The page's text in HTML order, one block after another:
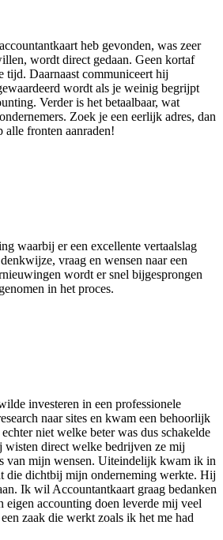
heb gevonden, was zeer
wordt direct gedaan. Geen kortaf
tijd. Daarnaast communiceert hij
wordt als je weinig begrijpt
Verder is het betaalbaar, wat
Zoek je een eerlijk adres, dan
alle fronten aanraden!
waarbij er een excellente vertaalslag
vraag en wensen naar een
wordt er snel bijgesprongen
in het proces.
investeren in een professionele
naar sites en kwam een behoorlijk
niet welke beter was dus schakelde
direct welke bedrijven ze mij
van mijn wensen. Uiteindelijk kwam ik in
die dichtbij mijn onderneming werkte. Hij
Ik wil Accountantkaart graag bedanken
accounting doen leverde mij veel
zaak die werkt zoals ik het me had